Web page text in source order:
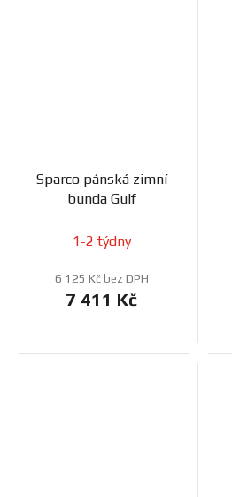
Sparco pánská zimní
bunda Gulf
1-2 týdny
6 125 Kč bez DPH
7 411 Kč